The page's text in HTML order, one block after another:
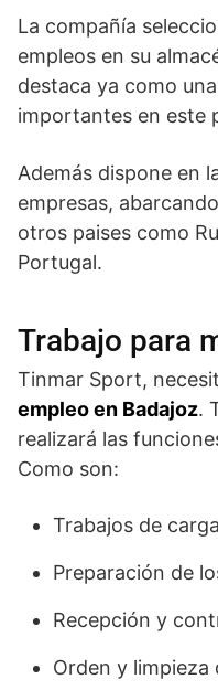
La compañía
empleos en su
destaca ya como
importantes en este
Además dispone en
empresas,
otros paises como
Portugal.
Trabajo para
Tinmar Sport,
empleo en Badajoz.
realizará las
Como son:
Trabajos de
Preparación de
Recepción y
Orden y limpieza